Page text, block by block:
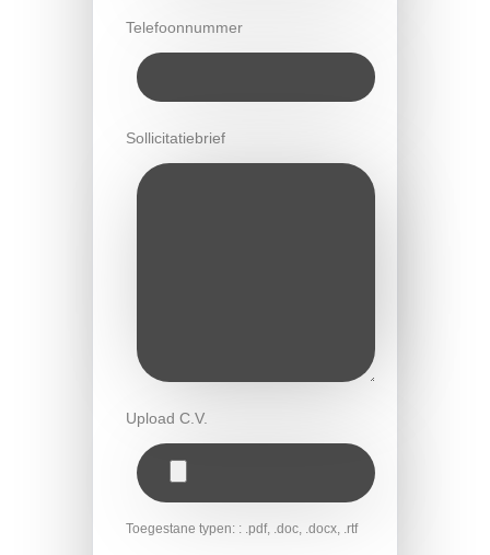
Telefoonnummer
Sollicitatiebrief
Upload C.V.
Toegestane typen: : .pdf, .doc, .docx, .rtf